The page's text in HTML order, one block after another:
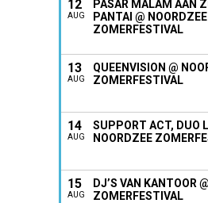
12
AUG
PASAR MALAM AAN
PANTAI @ NOORDZEE
ZOMERFESTIVAL
13
AUG
QUEENVISION @
ZOMERFESTIVAL
14
AUG
SUPPORT ACT, DUO
NOORDZEE
15
AUG
DJ’S VAN KANTOOR
ZOMERFESTIVAL